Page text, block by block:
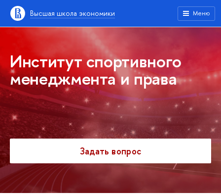
Высшая школа экономики Меню
Институт спортивного
менеджмента и права
Задать вопрос